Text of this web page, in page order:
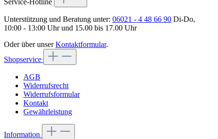
Unterstützung und Beratung unter: 06021 - 4 48 66 90 Di-Do,
10:00 - 13:00 Uhr und 15.00 bis 17.00 Uhr
Oder über unserKontaktformular.
Shopservice
AGB
Widerrufsrecht
Widerrufsformular
Kontakt
Gewährleistung
Information